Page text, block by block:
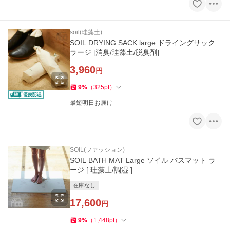
soil(珪藻土)
SOIL DRYING SACK large ドライングサック
ラージ [消臭/珪藻土/脱臭剤]
3,960円
9% （325pt）
最短明日お届け
SOIL(ファッション)
SOIL BATH MAT Large ソイル バスマット ラ
ージ [ 珪藻土/調湿 ]
在庫なし
17,600円
9% （ 1,448pt）